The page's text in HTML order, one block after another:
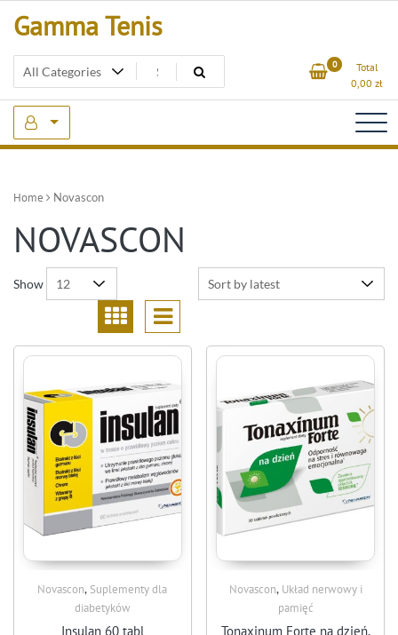
Gamma Tenis
0
Total
0,00 zł
Home Novascon
NOVASCON
Show
Novascon, Suplementy dla
diabetyków
Insulan 60 tabl
Novascon, Układ nerwowy i
pamięć
Tonaxinum Forte na dzień,